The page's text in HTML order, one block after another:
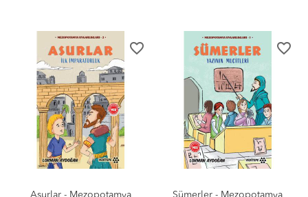
favorite_border favorite_border